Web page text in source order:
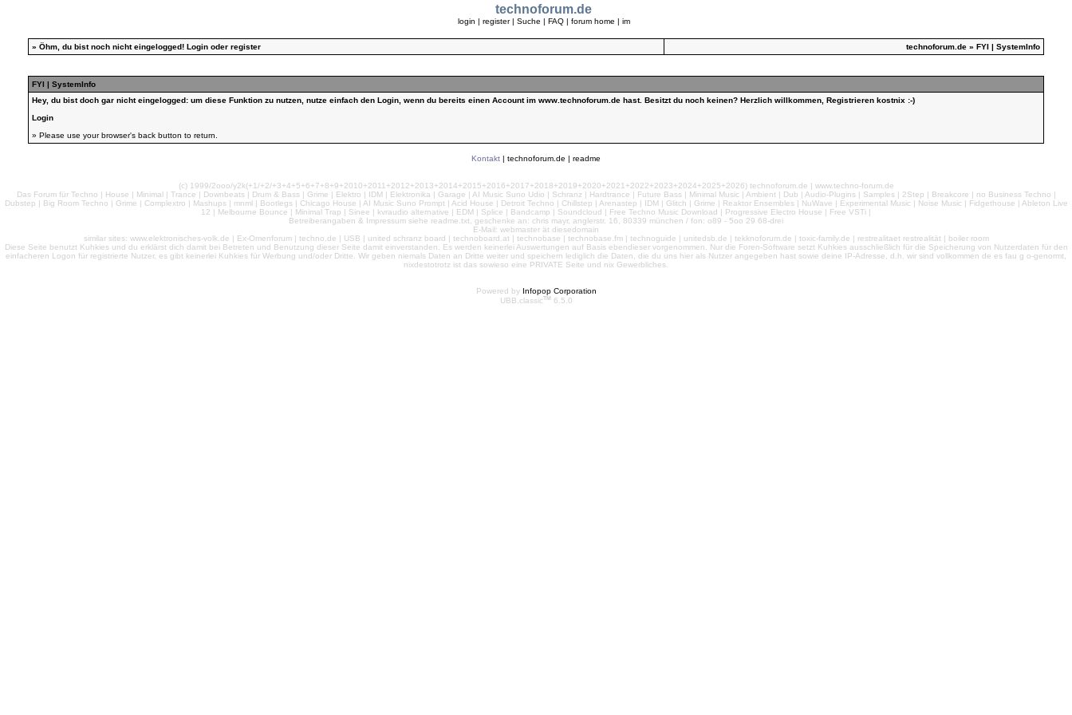
technoforum.de
login | register | Suche | FAQ| forum home | im
» Öhm, du bist noch nicht eingelogged! Login oder register technoforum.de » FYI | SystemInfo
FYI | SystemInfo
Hey, du bist doch gar nicht eingelogged: um diese Funktion zu nutzen, nutze einfach den Login, wenn du bereits einen Account im www.technoforum.de hast. Besitzt du noch keinen? Herzlich willkommen, Registrieren kostnix :-)
Login
» Please use your browser's back button to return.
Kontakt | technoforum.de | readme
(c) 1999/2ooo/y2k(+1/+2/+3+4+5+6+7+8+9+2010+2011+2012+2013+2014+2015+2016+2017+2018+2019+2020+2021+2022+2023+2024+2025+2026) technoforum.de | www.techno-forum.de
Das Forum für Techno | House | Minimal | Trance | Downbeats | Drum & Bass | Grime | Elektro | IDM | Elektronika | Garage | AI Music Suno Udio | Schranz | Hardtrance | Future Bass | Minimal Music | Ambient | Dub | Audio-Plugins | Samples | 2Step | Breakcore | no Business Techno |
Dubstep | Big Room Techno | Grime | Complextro | Mashups | mnml | Bootlegs | Chicago House | AI Music Suno Prompt | Acid House | Detroit Techno | Chillstep | Arenastep | IDM | Glitch | Grime | Reaktor Ensembles | NuWave | Experimental Music | Noise Music | Fidgethouse | Ableton Live
12 | Melbourne Bounce | Minimal Trap | Sinee | kvraudio alternative | EDM | Splice | Bandcamp | Soundcloud | Free Techno Music Download | Progressive Electro House | Free VSTi |
Betreiberangaben & Impressum siehe readme.txt, geschenke an: chris mayr, anglerstr. 16, 80339 münchen / fon: o89 - 5oo 29 68-drei
E-Mail: webmaster ät diesedomain
similar sites: www.elektronisches-volk.de | Ex-Omenforum | techno.de | USB | united schranz board | technoboard.at | technobase | technobase.fm | technoguide | unitedsb.de | tekknoforum.de | toxic-family.de | restrealitaet restrealität | boiler room
Diese Seite benutzt Kuhkies und du erklärst dich damit bei Betreten und Benutzung dieser Seite damit einverstanden. Es werden keinerlei Auswertungen auf Basis ebendieser vorgenommen. Nur die Foren-Software setzt Kuhkies ausschließlich für die Speicherung von Nutzerdaten für den
einfacheren Logon für registrierte Nutzer, es gibt keinerlei Kuhkies für Werbung und/oder Dritte. Wir geben niemals Daten an Dritte weiter und speichern lediglich die Daten, die du uns hier als Nutzer angegeben hast sowie deine IP-Adresse, d.h. wir sind vollkommen de es fau g o-genormt,
nixdestotrotz ist das sowieso eine PRIVATE Seite und nix Gewerbliches.
Powered by Infopop Corporation
UBB.classicTM 6.5.0